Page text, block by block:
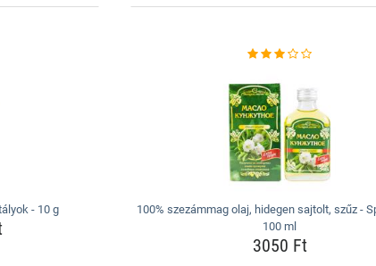
- 10 g
100% szezámmag olaj, hidegen sajtolt, szűz -
100 ml
3050 Ft